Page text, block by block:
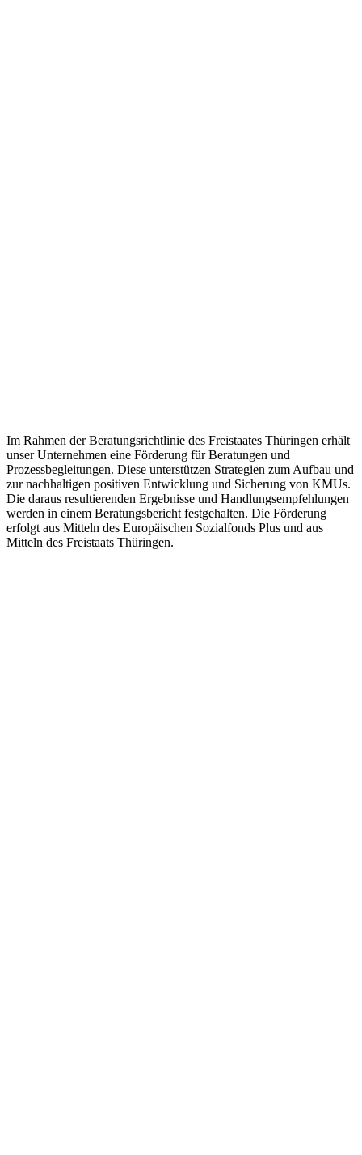
Im Rahmen der Beratungsrichtlinie des Freistaates Thüringen erhält
unser Unternehmen eine Förderung für Beratungen und
Prozessbegleitungen. Diese unterstützen Strategien zum Aufbau und
zur nachhaltigen positiven Entwicklung und Sicherung von KMUs.
Die daraus resultierenden Ergebnisse und Handlungsempfehlungen
werden in einem Beratungsbericht festgehalten. Die Förderung
erfolgt aus Mitteln des Europäischen Sozialfonds Plus und aus
Mitteln des Freistaats Thüringen.